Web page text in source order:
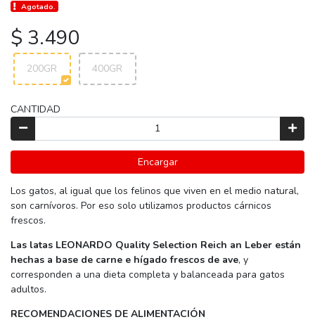
Agotado.
$ 3.490
200GR 400GR
CANTIDAD
Encargar
Los gatos, al igual que los felinos que viven en el medio natural,
son carnívoros. Por eso solo utilizamos productos cárnicos
frescos.
Las latas LEONARDO Quality Selection Reich an Leber están
hechas a base de carne e hígado frescos de ave, y
corresponden a una dieta completa y balanceada para gatos
adultos.
RECOMENDACIONES DE ALIMENTACIÓN